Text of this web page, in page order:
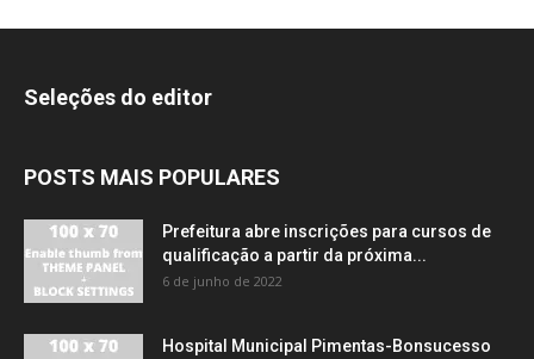
Seleções do editor
POSTS MAIS POPULARES
Prefeitura abre inscrições para cursos de
qualificação a partir da próxima...
6 de junho de 2022
Hospital Municipal Pimentas-Bonsucesso